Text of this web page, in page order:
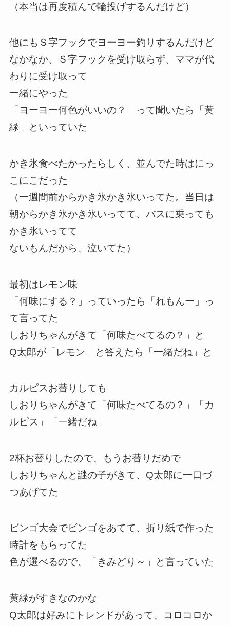
（本当は再度積んで輪投げするんだけど）
他にもＳ字フックでヨーヨー釣りするんだけど
なかなか、Ｓ字フックを受け取らず、ママが代
わりに受け取って
一緒にやった
「ヨーヨー何色がいいの？」って聞いたら「黄
緑」といっていた
かき氷食べたかったらしく、並んでた時はにっ
こにこだった
（一週間前からかき氷かき氷いってた。当日は
朝からかき氷かき氷いってて、バスに乗っても
かき氷いってて
ないもんだから、泣いてた）
最初はレモン味
「何味にする？」っていったら「れもんー」っ
て言ってた
しおりちゃんがきて「何味たべてるの？」と
Q太郎が「レモン」と答えたら「一緒だね」と
カルピスお替りしても
しおりちゃんがきて「何味たべてるの？」「カ
ルピス」「一緒だね」
2杯お替りしたので、もうお替りだめで
しおりちゃんと謎の子がきて、Q太郎に一口づ
つあげてた
ビンゴ大会でビンゴをあてて、折り紙で作った
時計をもらってた
色が選べるので、「きみどり～」と言っていた
黄緑がすきなのかな
Q太郎は好みにトレンドがあって、コロコロか